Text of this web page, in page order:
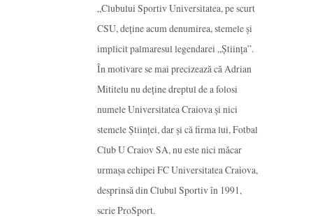
„Clubului Sportiv Universitatea, pe scurt
CSU, deţine acum denumirea, stemele şi
implicit palmaresul legendarei „Ştiinţa”.
În motivare se mai precizează că Adrian
Mititelu nu deţine dreptul de a folosi
numele Universitatea Craiova şi nici
stemele Ştiinţei, dar şi că firma lui, Fotbal
Club U Craiov SA, nu este nici măcar
urmaşa echipei FC Universitatea Craiova,
desprinsă din Clubul Sportiv în 1991,
scrie ProSport.